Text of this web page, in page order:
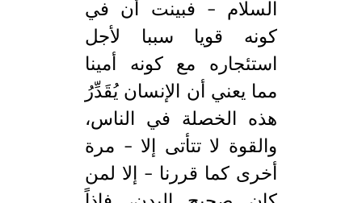
السلام – فبينت أن في
كونه قويا سببا لأجل
استئجاره مع كونه أمينا
مما يعني أن الإنسان يُقَدِّرُ
هذه الخصلة في الناس،
والقوة لا تتأتى إلا – مرة
أخرى كما قررنا – إلا لمن